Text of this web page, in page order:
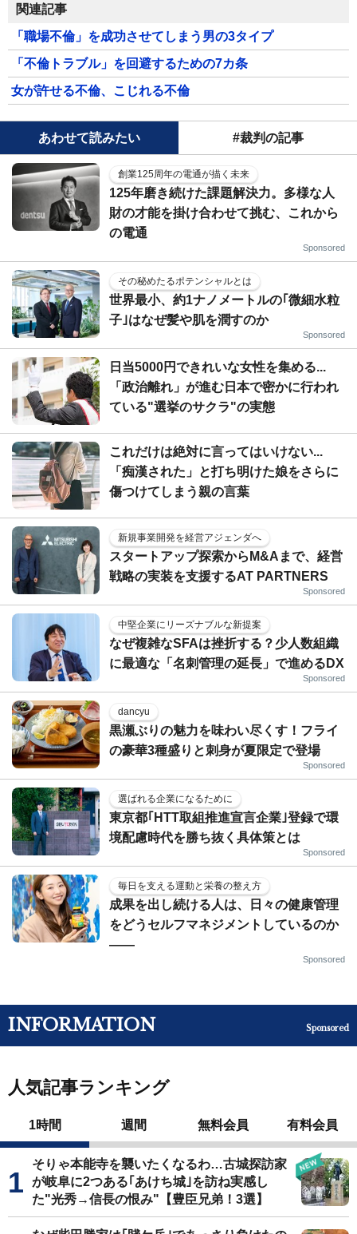
関連記事
「職場不倫」を成功させてしまう男の3タイプ
「不倫トラブル」を回避するための7カ条
女が許せる不倫、こじれる不倫
あわせて読みたい #裁判の記事
創業125周年の電通が描く未来
125年磨き続けた課題解決力。多様な人
財の才能を掛け合わせて挑む、これから
の電通
Sponsored
その秘めたるポテンシャルとは
世界最小、約1ナノメートルの｢微細水粒
子｣はなぜ髪や肌を潤すのか
Sponsored
日当5000円できれいな女性を集める...
「政治離れ」が進む日本で密かに行われ
ている"選挙のサクラ"の実態
これだけは絶対に言ってはいけない...
「痴漢された」と打ち明けた娘をさらに
傷つけてしまう親の言葉
新規事業開発を経営アジェンダへ
スタートアップ探索からM&Aまで、経営
戦略の実装を支援するAT PARTNERS
Sponsored
中堅企業にリーズナブルな新提案
なぜ複雑なSFAは挫折する？少人数組織
に最適な「名刺管理の延長」で進めるDX
Sponsored
dancyu
黒瀬ぶりの魅力を味わい尽くす！フライ
の豪華3種盛りと刺身が夏限定で登場
Sponsored
選ばれる企業になるために
東京都｢HTT取組推進宣言企業｣登録で環
境配慮時代を勝ち抜く具体策とは
Sponsored
毎日を支える運動と栄養の整え方
成果を出し続ける人は、日々の健康管理
をどうセルフマネジメントしているのか
——
Sponsored
INFORMATION Sponsored
人気記事ランキング
1時間 週間 無料会員 有料会員
そりゃ本能寺を襲いたくなるわ…古城探訪家
が岐阜に2つある｢あけち城｣を訪ね実感し
た"光秀→信長の恨み"【豊臣兄弟！3選】